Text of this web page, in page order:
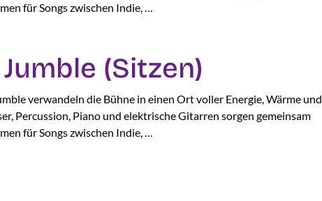
für Songs zwischen Indie, …
(Sitzen)
verwandeln die Bühne in einen Ort voller Energie, Wärme und
Percussion, Piano und elektrische Gitarren sorgen gemeinsam
für Songs zwischen Indie, …